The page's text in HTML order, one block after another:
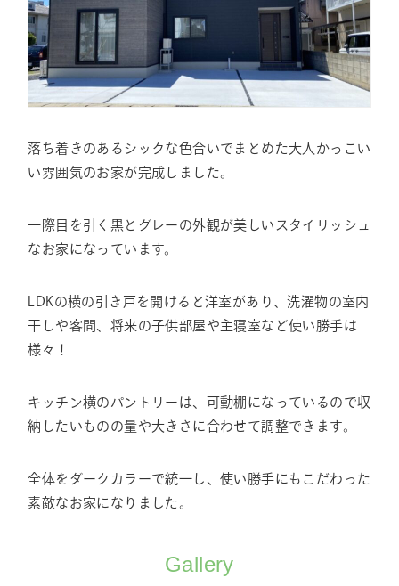
落ち着きのあるシックな色合いでまとめた大人かっこい
い雰囲気のお家が完成しました。
一際目を引く黒とグレーの外観が美しいスタイリッシュ
なお家になっています。
LDKの横の引き戸を開けると洋室があり、洗濯物の室内
干しや客間、将来の子供部屋や主寝室など使い勝手は
様々！
キッチン横のパントリーは、可動棚になっているので収
納したいものの量や大きさに合わせて調整できます。
全体をダークカラーで統一し、使い勝手にもこだわった
素敵なお家になりました。
Gallery